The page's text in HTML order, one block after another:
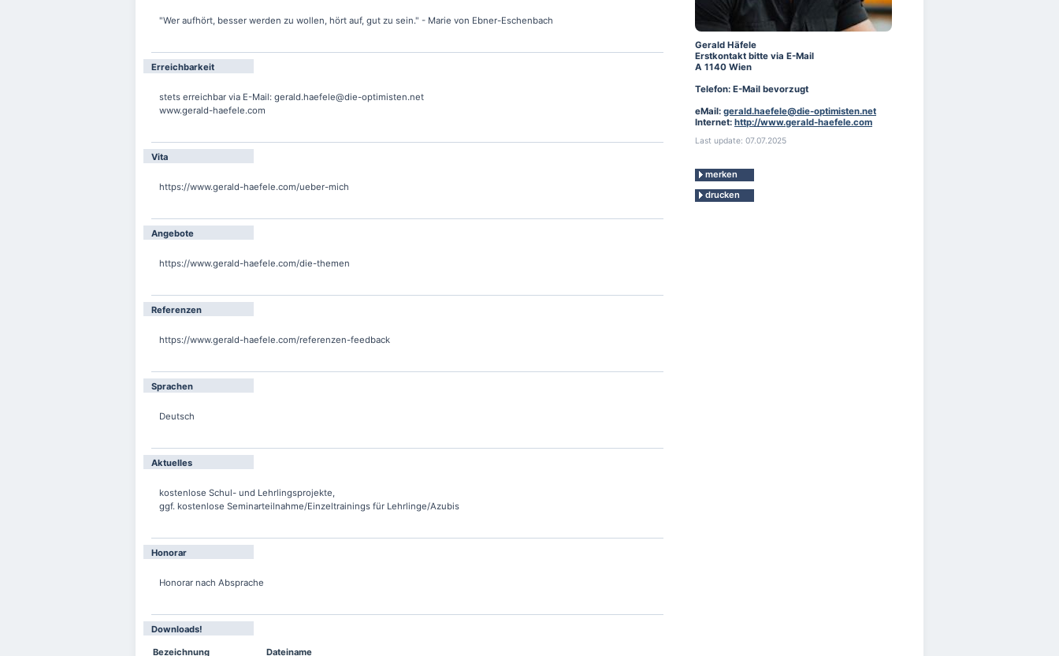
"Wer aufhört, besser werden zu wollen, hört auf, gut zu sein." - Marie von Ebner-Eschenbach
Erreichbarkeit
stets erreichbar via E-Mail: gerald.haefele@die-optimisten.net
www.gerald-haefele.com
Vita
https://www.gerald-haefele.com/ueber-mich
Angebote
https://www.gerald-haefele.com/die-themen
Referenzen
https://www.gerald-haefele.com/referenzen-feedback
Sprachen
Deutsch
Aktuelles
kostenlose Schul- und Lehrlingsprojekte,
ggf. kostenlose Seminarteilnahme/Einzeltrainings für Lehrlinge/Azubis
Honorar
Honorar nach Absprache
Downloads!
Bezeichnung Dateiname
Gerald Häfele
Erstkontakt bitte via E-Mail
A 1140 Wien
Telefon: E-Mail bevorzugt
eMail: gerald.haefele@die-optimisten.net
Internet: http://www.gerald-haefele.com
Last update: 07.07.2025
merken
drucken